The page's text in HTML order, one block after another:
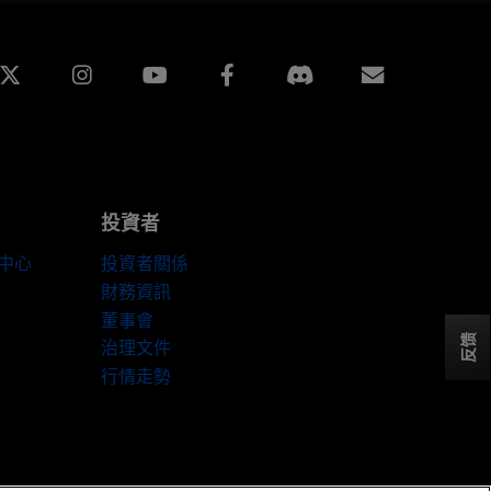
Instagram Facebook
心
投資者
投資者關係
財務資訊
董事會
治理文件
行情走勢
反馈